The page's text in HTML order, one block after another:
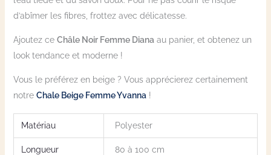
d’abîmer les fibres, frottez avec délicatesse.
Ajoutez ce Châle Noir Femme Diana au panier, et obtenez un
look tendance et moderne !
Vous le préférez en beige ? Vous apprécierez certainement
notre Chale Beige Femme Yvanna!
Matériau Polyester
Longueur 80 à 100 cm